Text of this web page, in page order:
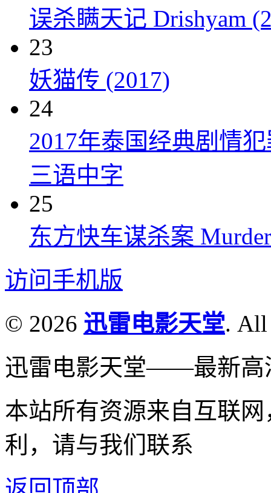
误杀瞒天记 Drishyam
23
妖猫传 (2017)
24
2017年泰国经典剧情
三语中字
25
东方快车谋杀案
访问手机版
© 2026 迅雷电影天堂. All
迅雷电影天堂——最新高
本站所有资源来自互联
利，请与我们联系